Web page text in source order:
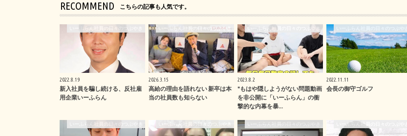
RECOMMEND こちらの記事も人気です。
いーふらん社員の日々のつぶやき
2022.8.19
新入社員を騙し続ける、反社雇
用企業いーふらん
いーふらん社員の日々のつぶやき
2026.3.15
高給の理由を語れない 新卒は本
当の社員数も知らない
いーふらん社員の日々のつぶやき
2023.8.2
"もはや隠しようがない問題動画
を非公開に「いーふらん」の衝
撃的な内幕を暴…
2022.11.11
会長の御守ゴルフ
いーふらん社員の日々のつぶやき いーふらん社員の日々のつぶやき いーふらん社員の日々のつぶやき